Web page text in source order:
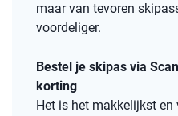
maar van tevoren
voordeliger.
Bestel je skipas via
korting
Het is het makkelijkst